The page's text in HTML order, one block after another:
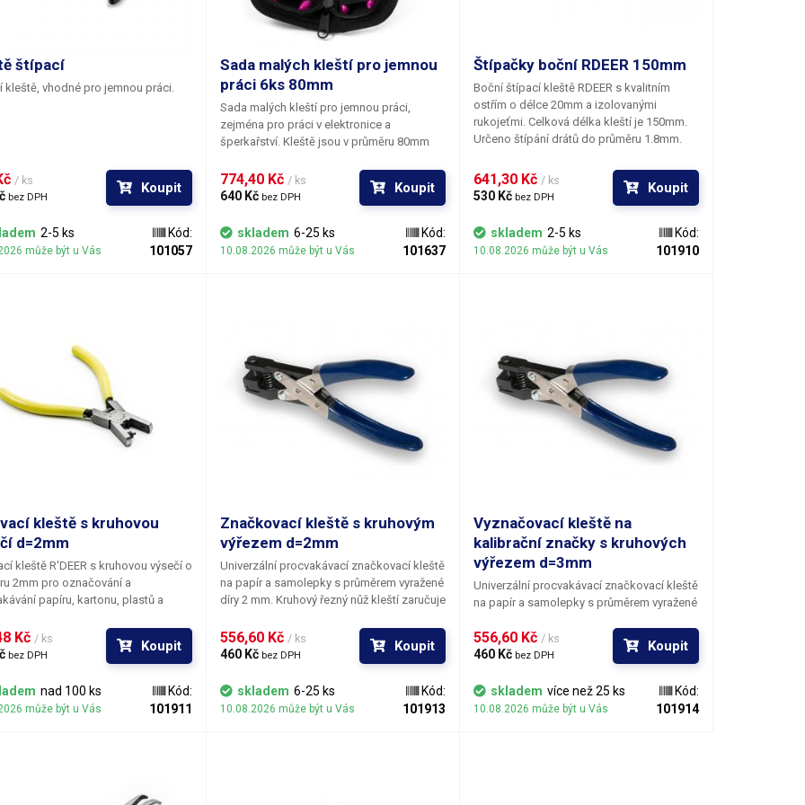
štípací
kleště, vhodné pro jemnou práci.
/ ks
bez DPH
Koupit
2-5 ks
může být u Vás
Kód:
101057
Sada malých kleští pro jemnou
práci 6ks 80mm
Sada malých kleští pro jemnou práci,
zejména pro práci v elektronice a
šperkařství. Kleště jsou v průměru 80mm
vratnou pružinou pro snadnější manipulaci.
Vyrobeny jsou z uhlíkové oceli, barva
rukojeti růžová. Kleště jsou uloženy v
praktickém pouzdře, které je uzavíratelné
zipem.V pouzdře najdete
kulaté kleště
kleště se zahnutou špičkou ploché špičaté
774,40 Kč / ks
640 Kč bez DPH
Koupit
skladem 6-25 ks
10.08.2026 může být u Vás
Kód:
101637
Štípačky boční RDEER 150mm
Boční štípací kleště RDEER s kvalitním
ostřím o délce 20mm a izolovanými
rukojeťmi. Celková délka kleští je 150mm.
Určeno štípání drátů do průměru 1.8mm.
641,30 Kč / ks
530 Kč bez DPH
Koupit
skladem 2-5 ks
10.08.2026 může být u Vás
Kód:
101910
kleště s kruhovou
d=2mm
kleště R'DEER s kruhovou výsečí o
2mm pro označování a
papíru, kartonu, plastů a
či expiračních samolepek s
poli pro měsíc a rok. Rukojetí
potažené gumou pro
úchop. Děrovací kleště jsou
dlouhé a nabízíme je ve dvou
S kruhovou a obdélníkovou
Kč / ks
bez DPH
Koupit
nad 100 ks
může být u Vás
Kód:
101911
Značkovací kleště s kruhovým
výřezem d=2mm
Univerzální procvakávací značkovací kleště
na papír a samolepky s průměrem vyražené
díry 2 mm. Kruhový řezný nůž kleští zaručuje
tiskových médií včetně tenkých kovových
fólií a holografických samolepek. Součástí
kleští je šroubovací distanční trn, kterým se
dá nastavit doraz pro okraj papíru pokud
má být vyražená díra vždy přesně stejně
daleko od okraje papíru.
556,60 Kč / ks
460 Kč bez DPH
Koupit
skladem 6-25 ks
10.08.2026 může být u Vás
Kód:
101913
Vyznačovací kleště na
kalibrační značky s kruhových
výřezem d=3mm
Univerzální procvakávací značkovací kleště
na papír a samolepky s průměrem vyražené
čistý dokonalý kruhový řez do mnoha typů
tiskových médií včetně tenkých kovových
kleští je šroubovací distanční trn, kterým se
dá nastavit doraz pro okraj papíru pokud
556,60 Kč / ks
460 Kč bez DPH
Koupit
skladem více než 25 ks
10.08.2026 může být u Vás
Kód:
101914